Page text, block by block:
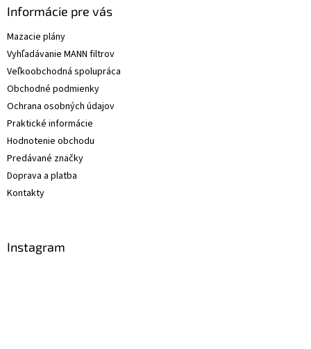
Informácie pre vás
Mazacie plány
Vyhľadávanie MANN filtrov
Veľkoobchodná spolupráca
Obchodné podmienky
Ochrana osobných údajov
Praktické informácie
Hodnotenie obchodu
Predávané značky
Doprava a platba
Kontakty
Instagram